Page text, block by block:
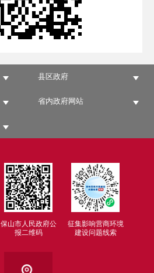
县区政府
省内政府网站
保山市人民政府公
报二维码
征集影响营商环境
建设问题线索